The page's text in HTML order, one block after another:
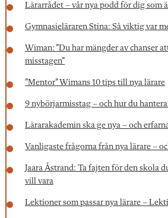
Lärarrådet – vår nya podd för dig som
Gymnasieläraren Stina: Så viktig var
Wiman: ”Du har mängder av chanser
misstagen”
”Mentor” Wimans 10 tips till nya lärare
9 nybörjarmisstag – och hur du
Lärarakademin ska ge nya – och
Vanligaste frågorna från nya lärare –
Jaara Åstrand: Ta fajten för den skola
vill vara
Lektioner som passar nya lärare –